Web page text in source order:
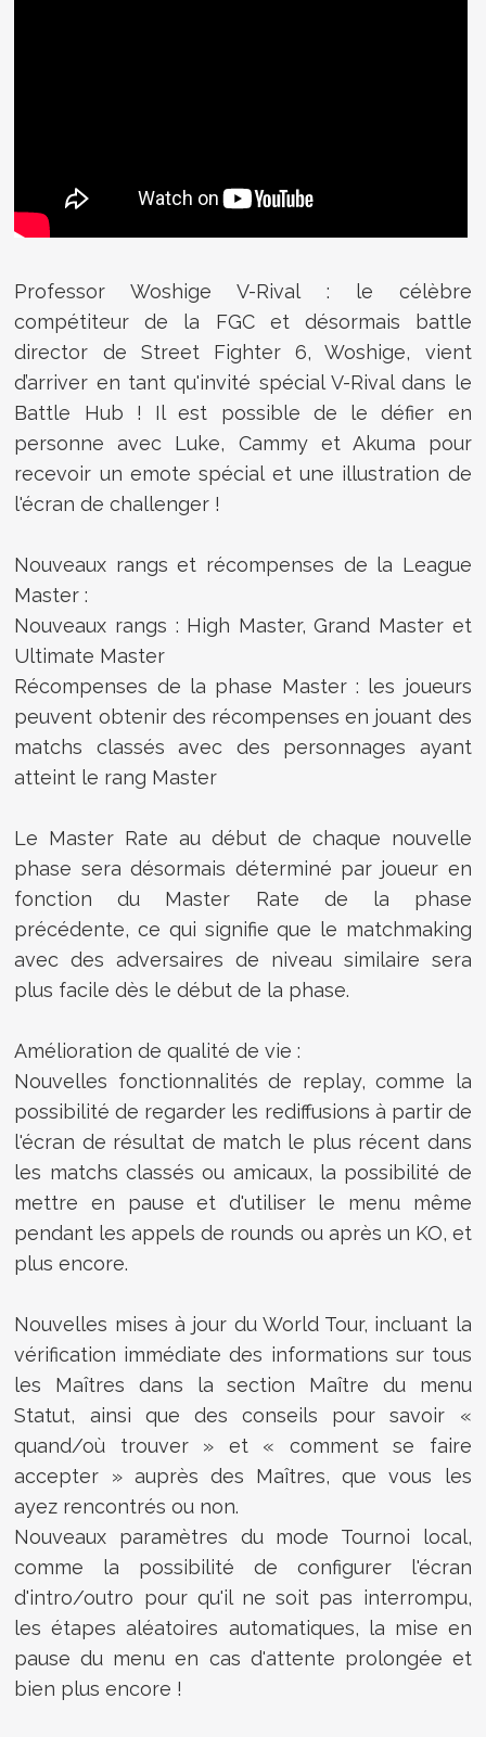
Professor Woshige V-Rival : le célèbre
compétiteur de la FGC et désormais battle
director de Street Fighter 6, Woshige, vient
d’arriver en tant qu'invité spécial V-Rival dans le
Battle Hub ! Il est possible de le défier en
personne avec Luke, Cammy et Akuma pour
recevoir un emote spécial et une illustration de
l'écran de challenger !
Nouveaux rangs et récompenses de la League
Master :
Nouveaux rangs : High Master, Grand Master et
Ultimate Master
Récompenses de la phase Master : les joueurs
peuvent obtenir des récompenses en jouant des
matchs classés avec des personnages ayant
atteint le rang Master
Le Master Rate au début de chaque nouvelle
phase sera désormais déterminé par joueur en
fonction du Master Rate de la phase
précédente, ce qui signifie que le matchmaking
avec des adversaires de niveau similaire sera
plus facile dès le début de la phase.
Amélioration de qualité de vie :
Nouvelles fonctionnalités de replay, comme la
possibilité de regarder les rediffusions à partir de
l'écran de résultat de match le plus récent dans
les matchs classés ou amicaux, la possibilité de
mettre en pause et d'utiliser le menu même
pendant les appels de rounds ou après un KO, et
plus encore.
Nouvelles mises à jour du World Tour, incluant la
vérification immédiate des informations sur tous
les Maîtres dans la section Maître du menu
Statut, ainsi que des conseils pour savoir «
quand/où trouver » et « comment se faire
accepter » auprès des Maîtres, que vous les
ayez rencontrés ou non.
Nouveaux paramètres du mode Tournoi local,
comme la possibilité de configurer l'écran
d'intro/outro pour qu'il ne soit pas interrompu,
les étapes aléatoires automatiques, la mise en
pause du menu en cas d'attente prolongée et
bien plus encore !